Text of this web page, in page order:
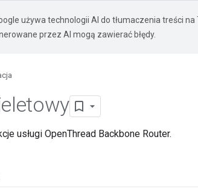
używa technologii AI do tłumaczenia treści
przez AI mogą zawierać błędy.
usługi OpenThread Backbone Router.